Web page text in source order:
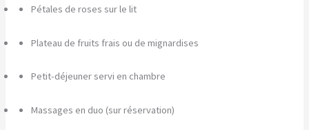
Pétales de roses sur le lit
Plateau de fruits frais ou de mignardises
Petit-déjeuner servi en chambre
Massages en duo (sur réservation)